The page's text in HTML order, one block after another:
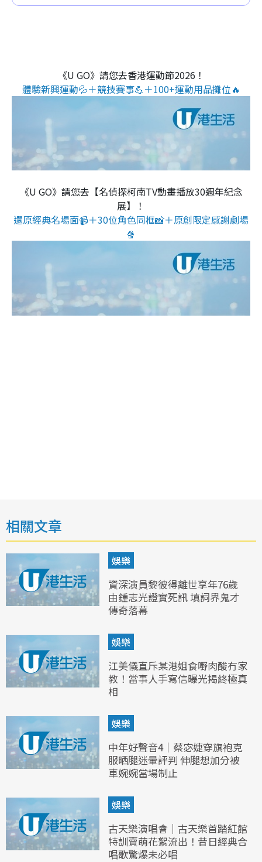
《U GO》請您去香港運動節2026！
體驗新興運動💦＋競技賽事💪＋100+運動用品攤位🔥
《U GO》請您去【名偵探柯南TV動畫播放30週年紀念
展】！
還原經典名場面📹＋30位角色同框📸＋原創限定感謝劇場
🍿
相關文章
娛樂
資深演員黎彼得離世享年76歲
由鍾志光證實死訊 填詞界鬼才
傳奇落幕
娛樂
江美儀直斥某港姐食嘢肉酸冇家
教！當事人手寫信曝光揭終極真
相
娛樂
中年好聲音4｜蔡宓婕穿旗袍克
服晒腿迷暈評判 伸腿想加分被
車婉婉當場制止
娛樂
古天樂演唱會｜古天樂首踏紅館
特訓賣萌花絮流出！昔日經典合
唱歌驚爆未必唱